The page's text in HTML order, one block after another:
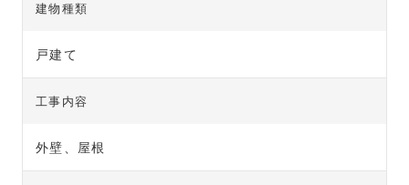
建物種類
戸建て
工事内容
外壁、屋根